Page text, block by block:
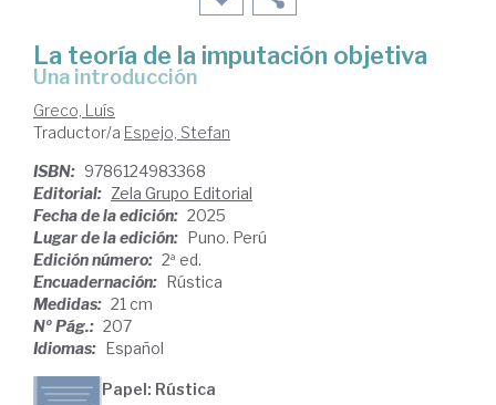
La teoría de la imputación objetiva
una introducción
Greco, Luís
Traductor/a Espejo, Stefan
ISBN: 9786124983368
Editorial: Zela Grupo Editorial
Fecha de la edición: 2025
Lugar de la edición: Puno. Perú
Edición número: 2ª ed.
Encuadernación: Rústica
Medidas: 21 cm
Nº Pág.: 207
Idiomas: Español
Papel: Rústica